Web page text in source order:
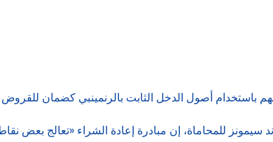
أصول الدخل الثابت بالرنمينبي كضمان للقروض
سيمونز للمحاماة، إن مبادرة إعادة الشراء «تعالج بعض